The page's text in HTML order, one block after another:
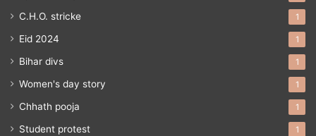
C.H.O. stricke 1
Eid 2024 1
Bihar divs 1
Women's day story 1
Chhath pooja 1
Student protest 1